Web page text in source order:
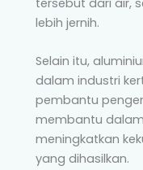
lebih jernih.
Selain itu,
dalam industri
pembantu
membantu
meningkatkan
yang dihasilkan.